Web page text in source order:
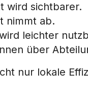
wird sichtbarer.
nimmt ab.
leichter
über
nur lokale